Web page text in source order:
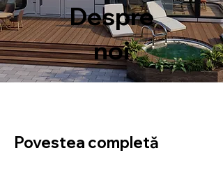
Despre
noi
Povestea completă